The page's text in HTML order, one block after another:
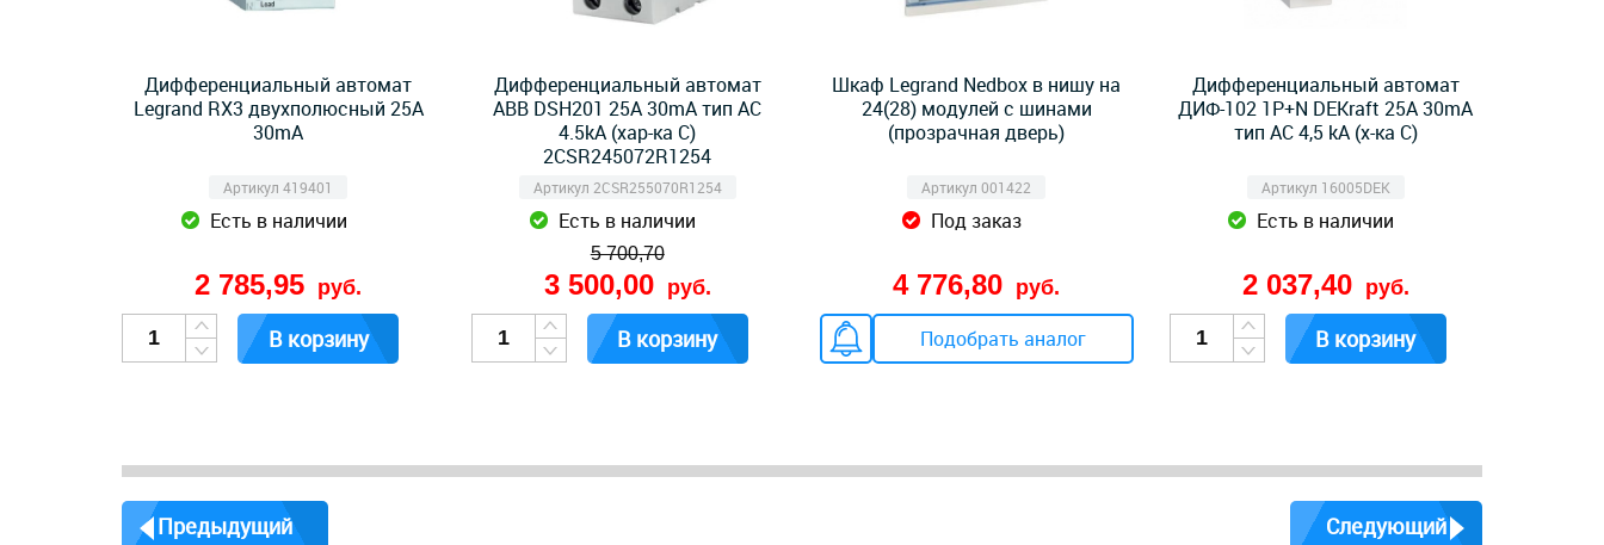
Дифференциальный автомат
Legrand RX3 двухполюсный 25А
30mA
Артикул 419401
Есть в наличии
2 785,95 руб.
В корзину
Дифференциальный автомат
ABB DSH201 25А 30mA тип AC
4.5kA (хар-ка C)
2CSR245072R1254
Артикул 2CSR255070R1254
Есть в наличии
5 700,70
3 500,00 руб.
В корзину
Шкаф Legrand Nedbox в нишу на
24(28) модулей с шинами
(прозрачная дверь)
Артикул 001422
Под заказ
4 776,80 руб.
Подобрать аналог
Дифференциальный автомат
ДИФ-102 1P+N DEKraft 25A 30mA
тип AC 4,5 kA (х-ка C)
Артикул 16005DEK
Есть в наличии
2 037,40 руб.
В корзину
Предыдущий Следующий